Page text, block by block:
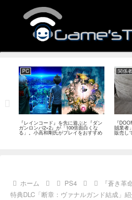
PC
『レインコード』を先に遊ぶと『ダン
ガンロンパ2×2』が「100倍面白くな
る」。小高和剛氏がプレイをおすすめ
関係
『
賊業者
販売し
流通だ
ホーム PS4
『蒼き革
特典DLC「断章：ヴァナルガンド結成」